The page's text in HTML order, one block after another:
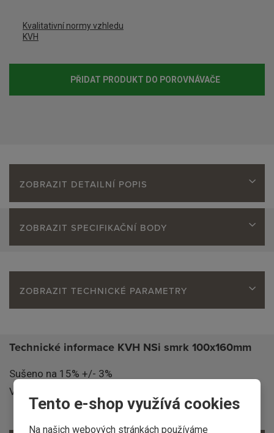
Tento e-shop využívá cookies
Na našich webových stránkách používáme
Kvalitativní normy vzhledu
KVH
PŘIDAT PRODUKT DO POROVNÁVAČE
ZOBRAZIT DETAILNÍ POPIS
ZOBRAZIT SPECIFIKAČNÍ BODY
ZOBRAZIT TECHNICKÉ PARAMETRY
Technické informace KVH NSi smrk 100x160mm
Sušeno na 15% +/- 3%
Vyráběno dle EN 15497:2014.